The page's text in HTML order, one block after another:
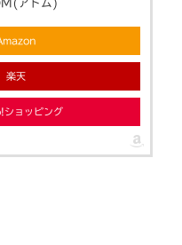
アトム)
楽天
ョッピング